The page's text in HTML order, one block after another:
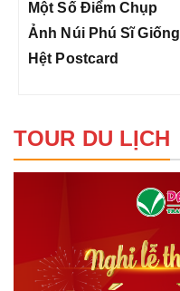
bài
viết
Previous
Post:
Một Số Điểm Chụp
Ảnh Núi Phú Sĩ Giống
Hệt Postcard
TOUR DU LỊCH